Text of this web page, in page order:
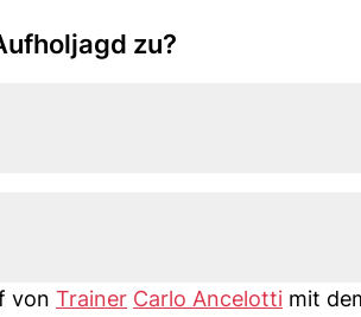
zu?
von Trainer Carlo Ancelotti mit